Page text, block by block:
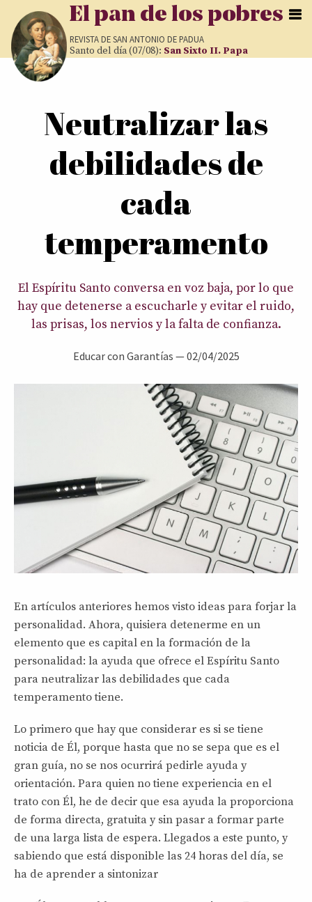
Pasar al contenido principal
El pan de los pobres
REVISTA DESAN ANTONIO DE PADUA
Santo del día (07/08): San Sixto II. Papa
Neutralizar las
debilidades de
cada
temperamento
El Espíritu Santo conversa en voz baja, por lo que
hay que detenerse a escucharle y evitar el ruido,
las prisas, los nervios y la falta de confianza.
Educar con Garantías —02/04/2025
En artículos anteriores hemos visto ideas para forjar la
personalidad. Ahora, quisiera detenerme en un
elemento que es capital en la formación de la
personalidad: la ayuda que ofrece el Espíritu Santo
para neutralizar las debilidades que cada
temperamento tiene.
Lo primero que hay que considerar es si se tiene
noticia de Él, porque hasta que no se sepa que es el
gran guía, no se nos ocurrirá pedirle ayuda y
orientación. Para quien no tiene experiencia en el
trato con Él, he de decir que esa ayuda la proporciona
de forma directa, gratuita y sin pasar a formar parte
de una larga lista de espera. Llegados a este punto, y
sabiendo que está disponible las 24 horas del día, se
ha de aprender a sintonizar